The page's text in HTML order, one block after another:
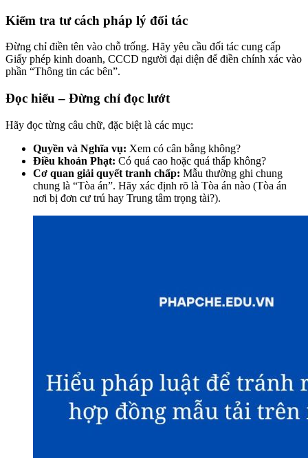
Kiểm tra tư cách pháp lý đối tác
Đừng chỉ điền tên vào chỗ trống. Hãy yêu cầu đối tác cung cấp
Giấy phép kinh doanh, CCCD người đại diện để điền chính xác vào
phần “Thông tin các bên”.
Đọc hiểu – Đừng chỉ đọc lướt
Hãy đọc từng câu chữ, đặc biệt là các mục:
Quyền và Nghĩa vụ: Xem có cân bằng không?
Điều khoản Phạt: Có quá cao hoặc quá thấp không?
Cơ quan giải quyết tranh chấp: Mẫu thường ghi chung
chung là “Tòa án”. Hãy xác định rõ là Tòa án nào (Tòa án
nơi bị đơn cư trú hay Trung tâm trọng tài?).